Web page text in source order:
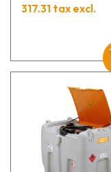
317.31 tax excl.